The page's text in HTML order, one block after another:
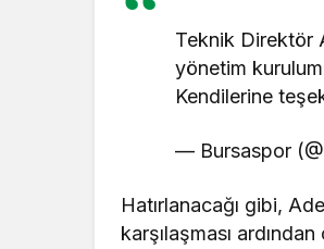
Teknik Direktör
yönetim
Kendilerine
— Bursaspor
Hatırlanacağı gibi,
karşılaşması